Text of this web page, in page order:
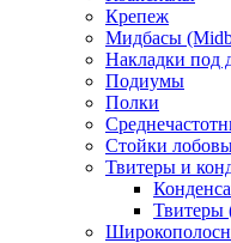
Крепеж
Мидбасы
Накладки под
Подиумы
Полки
Стойки
Твитеры и
Твитеры